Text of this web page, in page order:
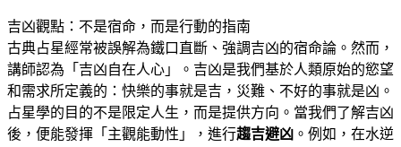
吉凶觀點：不是宿命，而是行動的指南
古典占星經常被誤解為鐵口直斷、強調吉凶的宿命論 。然而，
講師認為「吉凶自在人心」
。吉凶是我們基於人類原始的慾望
和需求所定義的 ：快樂的事就是吉，災難、不好的事就是凶 。
占星學的目的不是限定人生，而是提供方向 。當我們了解吉凶
後，便能發揮「主觀能動性」，進行趨吉避凶 。例如，在水逆